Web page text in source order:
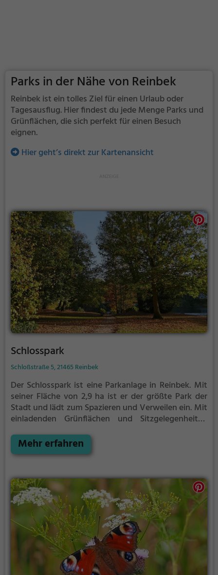
Parks in der Nähe von Reinbek
Reinbek ist ein tolles Ziel für einen Urlaub oder
Tagesausflug. Hier findest du jede Menge Parks und
Grünflächen, die sich perfekt für einen Besuch
eignen.
Hier geht’s direkt zur Kartenansicht
Schlosspark
Schloßstraße 5, 21465 Reinbek
Der Schlosspark ist eine Parkanlage in Reinbek. Mit
seiner Fläche von 2,9 ha ist er der größte Park der
Stadt und lädt zum Spazieren und Verweilen ein. Mit
einladenden Grünflächen und Sitzgelegenheiten
Entspannung.
Mehr erfahren